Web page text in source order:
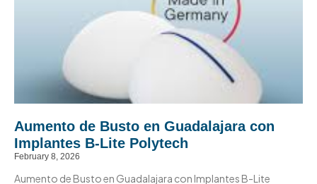
Aumento de Busto en Guadalajara con
Implantes B-Lite Polytech
February 8, 2026
Aumento de Busto en Guadalajara con Implantes B-Lite